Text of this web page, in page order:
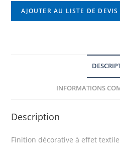
AJOUTER AU LISTE DE DEVIS
INFORMATIONS
Description
Finition décorative à effet textile